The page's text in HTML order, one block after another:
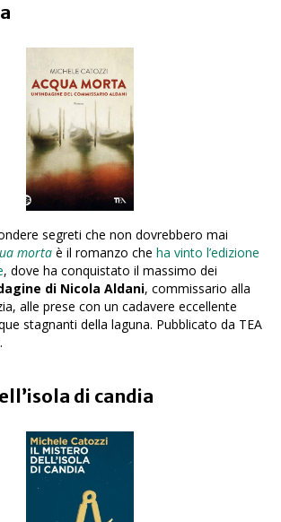
segreti che non dovrebbero mai
morta è il romanzo che ha vinto l’edizione
, dove ha conquistato il massimo dei
di Nicola Aldani, commissario alla
alle prese con un cadavere eccellente
stagnanti della laguna. Pubblicato da TEA
di candia